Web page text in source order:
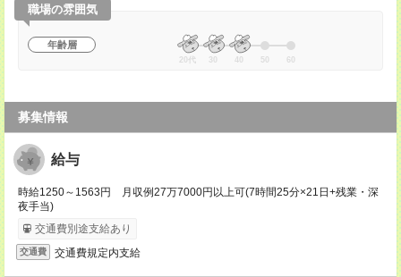
職場の雰囲気
年齢層
20代 30 40 50 60
募集情報
給与
時給1250～1563円 月収例27万7000円以上可(7時間25分×21日+残業・深
夜手当)
交通費別途支給あり
交通費 交通費規定内支給